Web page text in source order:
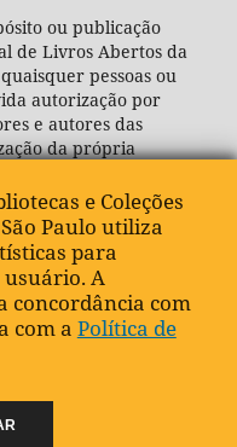
ou publicação
de Livros Abertos da
pessoas ou
autorização por
e autores das
da própria
e Coleções
Paulo utiliza
para
A
concordância com
com a Política de